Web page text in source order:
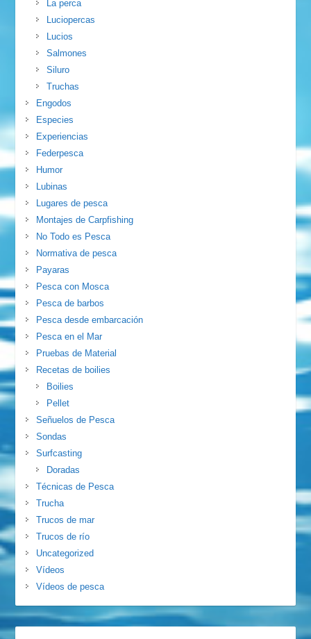
La perca
Luciopercas
Lucios
Salmones
Siluro
Truchas
Engodos
Especies
Experiencias
Federpesca
Humor
Lubinas
Lugares de pesca
Montajes de Carpfishing
No Todo es Pesca
Normativa de pesca
Payaras
Pesca con Mosca
Pesca de barbos
Pesca desde embarcación
Pesca en el Mar
Pruebas de Material
Recetas de boilies
Boilies
Pellet
Señuelos de Pesca
Sondas
Surfcasting
Doradas
Técnicas de Pesca
Trucha
Trucos de mar
Trucos de río
Uncategorized
Vídeos
Vídeos de pesca